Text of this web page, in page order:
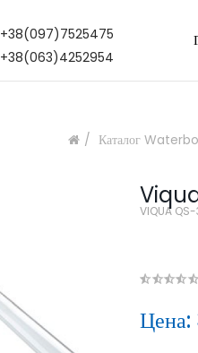
+38(097)7525475
+38(063)4252954
Каталог
VIQUA
Цена: